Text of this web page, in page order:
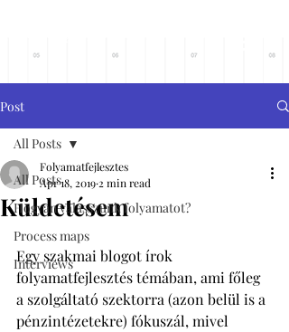
Post
All Posts
Hogyan válasszunk folyamatot?
Process maps
Interviews
All Posts
Küldetésem
Folyamatfejlesztes
Apr 18, 2019 2 min read
Egy szakmai blogot írok
folyamatfejlesztés témában, ami főleg
a szolgáltató szektorra (azon belül is a
pénzintézetekre) fókuszál, mivel